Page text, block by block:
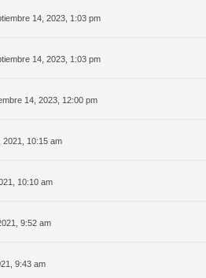
14, 2023, 1:03 pm
14, 2023, 1:03 pm
14, 2023, 12:00 pm
2021, 10:15 am
10:10 am
9:52 am
9:43 am